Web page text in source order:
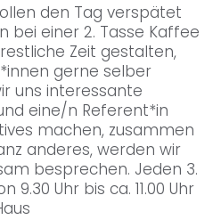
den Tag verspätet
bei einer 2. Tasse Kaffee
Zeit gestalten,
gerne selber
uns interessante
eine/n Referent*in
machen, zusammen
anderes, werden wir
besprechen. Jeden 3.
9.30 Uhr bis ca. 11.00 Uhr